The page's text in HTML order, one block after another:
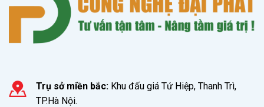
Trụ sở miền bắc: Khu đấu giá Tứ Hiệp, Thanh Trì,
TP.Hà Nội.